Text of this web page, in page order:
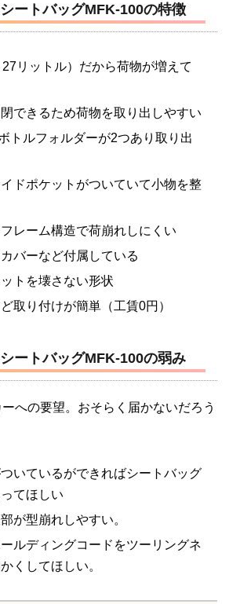
ートバッグMFK-100の特徴
リットル）だから荷物が増えて
閉できるため荷物を取り出しやすい
トルフォルダーが2つあり取り出
ドポケットがついていて小物を整
レーム構造で荷崩れしにくい
バーなど付属している
トを壊さない形状
取り付けが簡単（工賃0円）
ートバッグMFK-100の弱み
への要望。おそらく届かないだろう
いているができればシートバッグ
てほしい
が型崩れしやすい。
ルディングコードをツーリングネ
くしてほしい。